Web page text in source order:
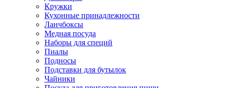
Кружки
Кухонные принадлежности
Ланчбоксы
Медная посуда
Наборы для специй
Пиалы
Подносы
Подставки для бутылок
Чайники